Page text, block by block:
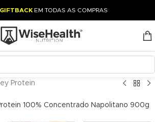
GIFTBACKEM TODAS AS COMPRAS
Protein